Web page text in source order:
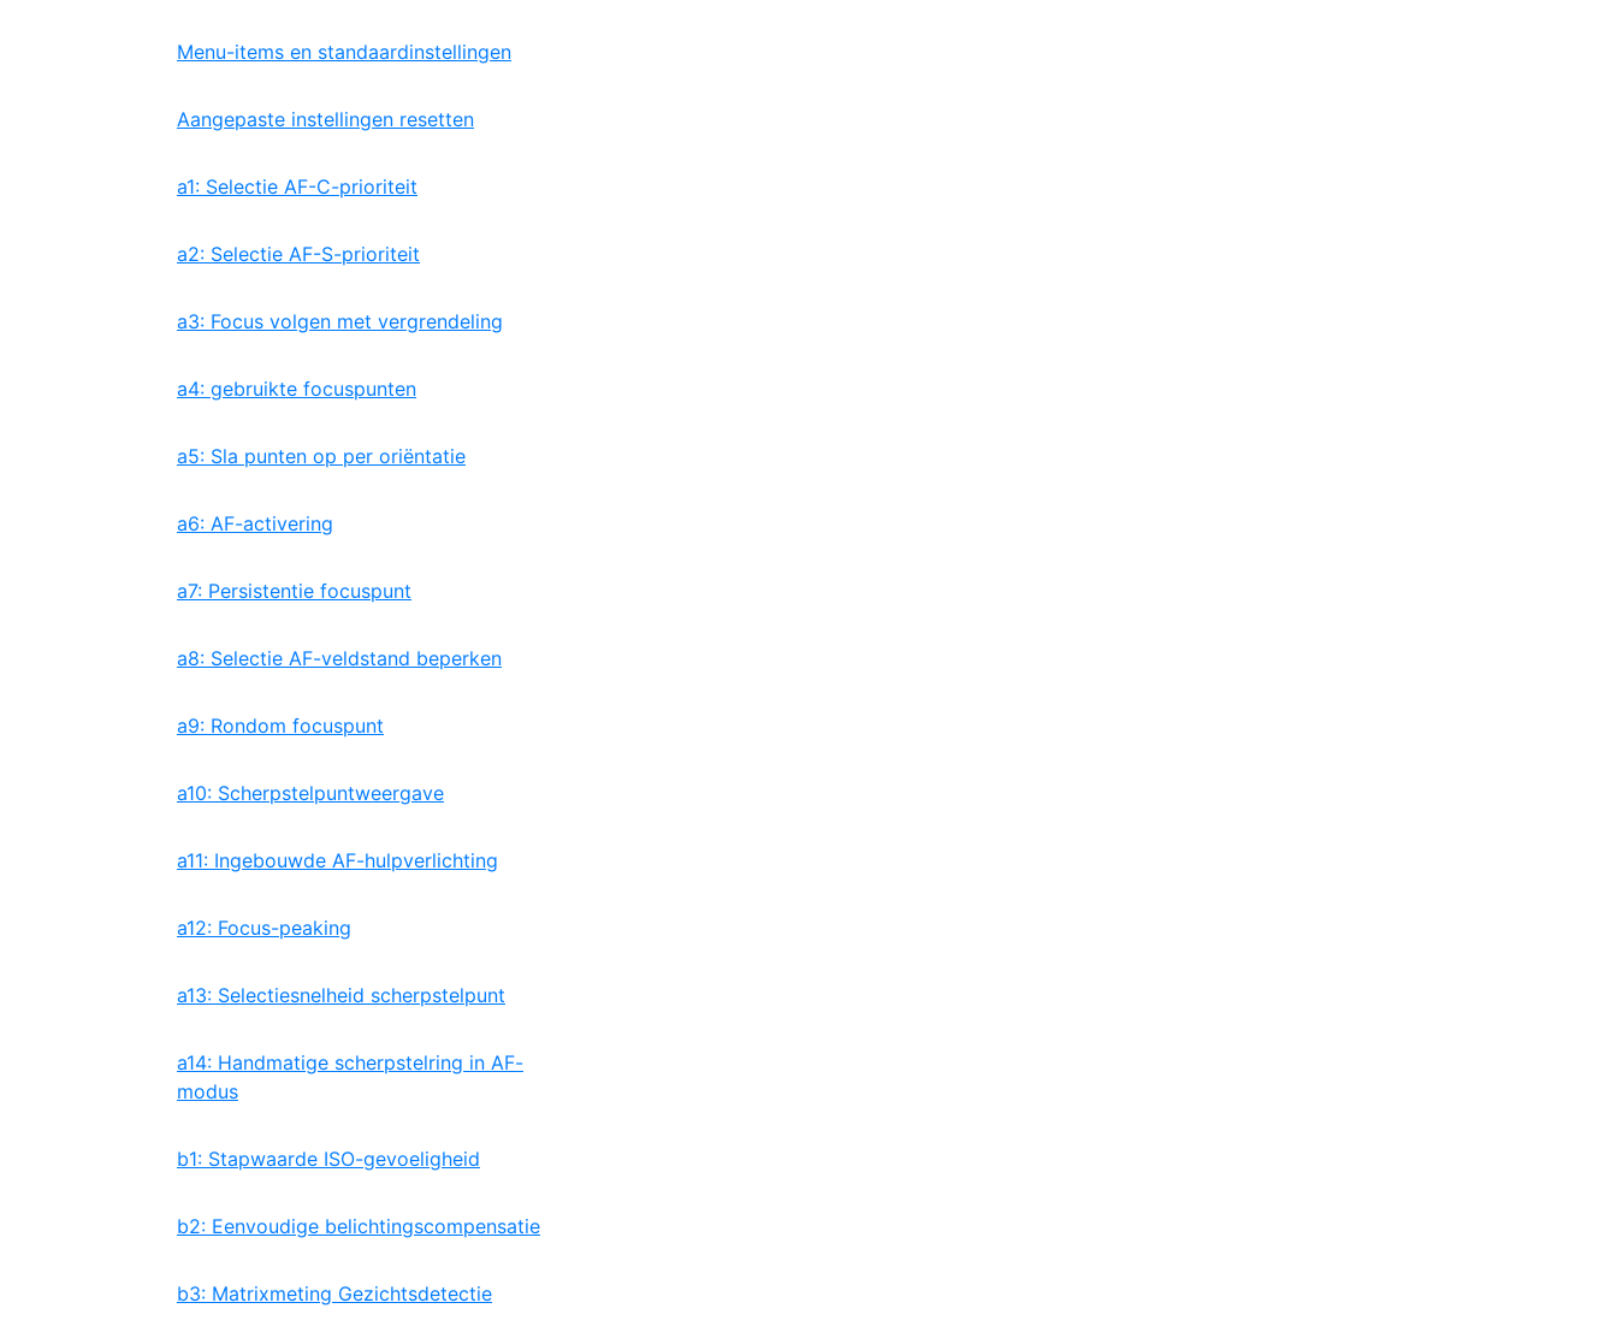
Menu-items en standaardinstellingen
Aangepaste instellingen resetten
a1: Selectie AF-C-prioriteit
a2: Selectie AF-S-prioriteit
a3: Focus volgen met vergrendeling
a4: gebruikte focuspunten
a5: Sla punten op per oriëntatie
a6: AF-activering
a7: Persistentie focuspunt
a8: Selectie AF-veldstand beperken
a9: Rondom focuspunt
a10: Scherpstelpuntweergave
a11: Ingebouwde AF-hulpverlichting
a12: Focus-peaking
a13: Selectiesnelheid scherpstelpunt
a14: Handmatige scherpstelring in AF-
modus
b1: Stapwaarde ISO-gevoeligheid
b2: Eenvoudige belichtingscompensatie
b3: Matrixmeting Gezichtsdetectie